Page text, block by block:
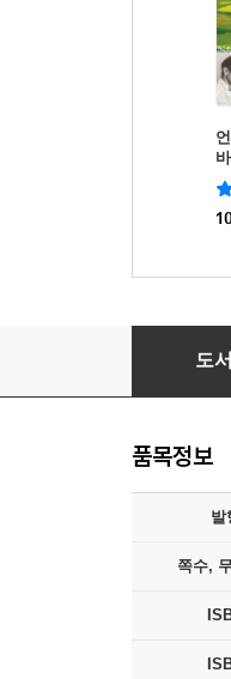
철도원 삼대
도
품목정보
발
쪽수,